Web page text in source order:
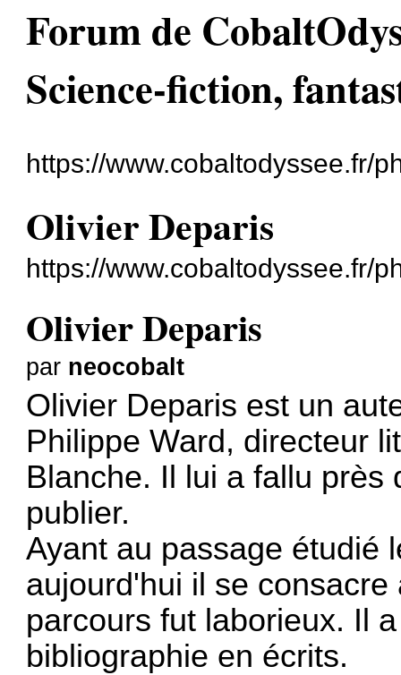
Forum de
Science-fiction,
https://www.cobaltodyssee.fr/
Olivier Deparis
https://www.cobaltodyssee.fr/
Olivier Deparis
par neocobalt
Olivier Deparis est un
Philippe Ward, directeur
Blanche. Il lui a fallu près
publier.
Ayant au passage étudié
aujourd'hui il se
parcours fut laborieux. Il
bibliographie en écrits.